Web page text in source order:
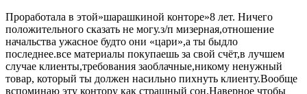
Проработала в этой»шарашкиной конторе»8 лет. Ничего
положительного сказать не могу.з/п мизерная,отношение
начальства ужасное будто они «цари»,а ты быдло
последнее.все материалы покупаешь за свой счёт,в лучшем
случае клиенты,требования заоблачные,никому ненужный
товар, который ты должен насильно пихнуть клиенту.Вообще
вспоминаю эту контору как страшный сон.Наверное чтобы